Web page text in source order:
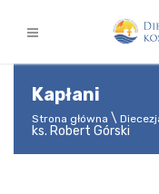
Kapłani
Strona główna
ks. Robert Górski